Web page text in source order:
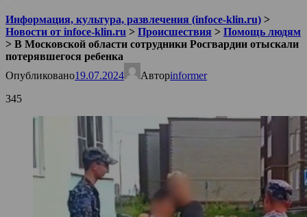
Информация, культура, развлечения (infoce-klin.ru) >
Новости от infoce-klin.ru > Происшествия > Помощь людям
> В Московской области сотрудники Росгвардии отыскали
потерявшегося ребенка
Опубликовано19.07.2024 Авторinformer
345